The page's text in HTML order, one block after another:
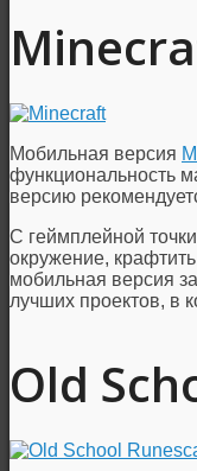
Мобильная версия
функциональность
версию
С геймплейной
окружение,
мобильная версия
лучших проектов, в
Old